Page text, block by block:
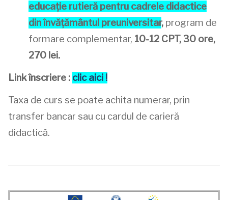
educație rutieră pentru cadrele didactice
din învățământul preuniversitar, program de
formare complementar, 10-12 CPT, 30 ore,
270 lei.
Link înscriere : clic aici !
Taxa de curs se poate achita numerar, prin
transfer bancar sau cu cardul de carieră
didactică.